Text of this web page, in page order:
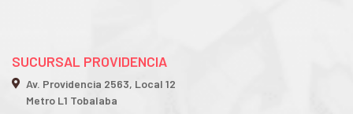
SUCURSAL PROVIDENCIA
Av. Providencia 2563, Local 12
Metro L1 Tobalaba